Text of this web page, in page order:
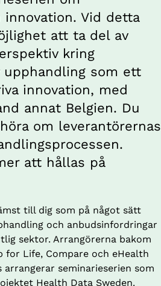
Vid detta
att ta del av
kring
upphandling som ett
innovation, med
annat Belgien. Du
om leverantörernas
att hållas på
till dig som på något sätt
och anbudsinfordringar
sektor. Arrangörerna bakom
for Life, Compare och eHealth
seminarieserien som
Health Data Sweden.